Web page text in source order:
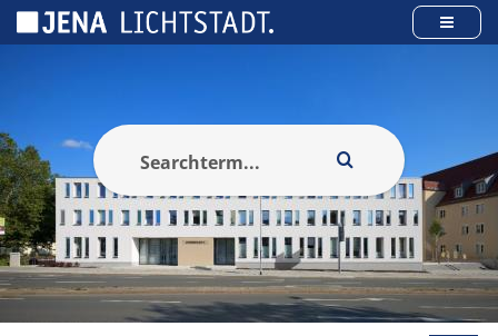
Panel zarządzania plikami cookies